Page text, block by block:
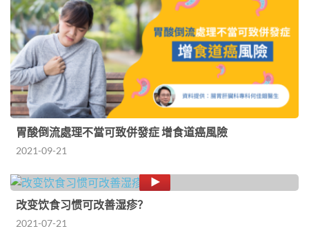
胃酸倒流處理不當可致併發症 增食道癌風險
2021-09-21
改变饮食习惯可改善湿疹？
2021-07-21